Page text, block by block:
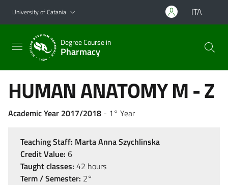
Go to main content
Go to navigation menu
University of Catania ITA
Degree Course in
Pharmacy
HUMAN ANATOMY M - Z
Academic Year 2017/2018 - 1° Year
Teaching Staff: Marta Anna Szychlinska
Credit Value: 6
Taught classes: 42 hours
Term / Semester: 2°